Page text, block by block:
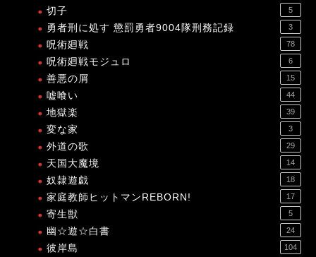
切子 5
勇者刑に処す 懲罰勇者9004隊刑務記録 3
呪術廻戦 78
呪術廻戦モジュロ 6
善悪の屑 15
嘘喰い 44
地獄楽 39
変な家 3
外道の歌 29
天国大魔境 14
奴隷遊戯 18
家庭教師ヒットマンREBORN! 17
寄生獣 5
幽☆遊☆白書 24
彼岸島 104